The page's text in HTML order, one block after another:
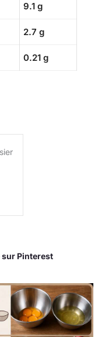
9.1 g
2.7 g
0.21 g
sur Pinterest